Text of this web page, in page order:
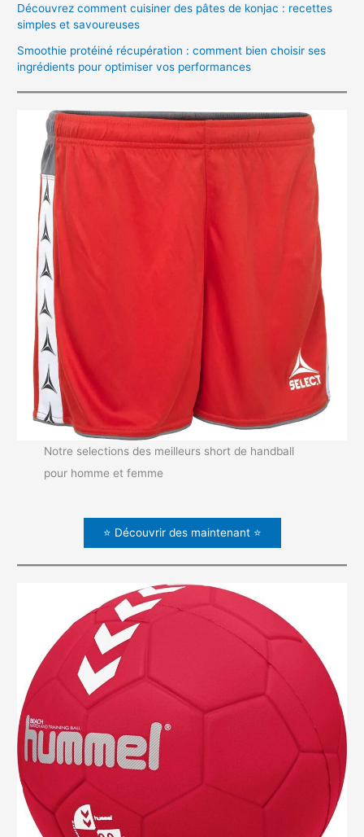
Découvrez comment cuisiner des pâtes de konjac : recettes
simples et savoureuses
Smoothie protéiné récupération : comment bien choisir ses
ingrédients pour optimiser vos performances
Notre selections des meilleurs short de handball
pour homme et femme
⭐ Découvrir des maintenant ⭐